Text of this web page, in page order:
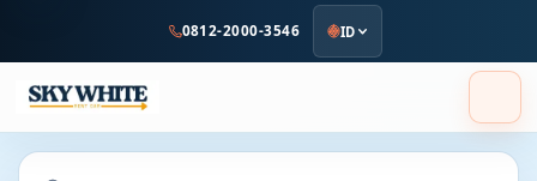
utama
0812-2000-3546 ID